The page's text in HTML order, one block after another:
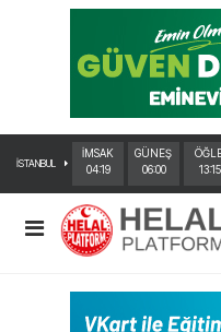
İSTANBUL
İMSAK
04:19
GÜNEŞ
06:00
13:15